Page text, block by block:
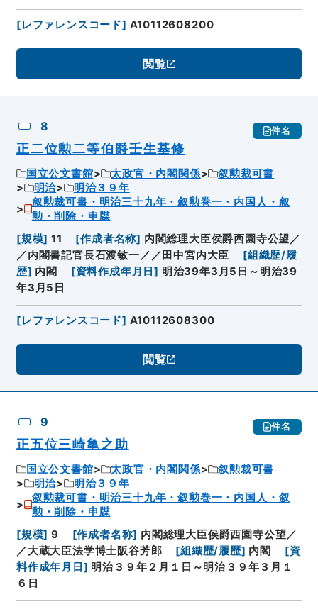
[レファレンスコード] A10112608200
閲覧
8 件名
正二位勲二等伯爵壬生基修
国立公文書館 太政官・内閣関係
叙勲裁可書
明治
明治３９年
叙勲裁可書・明治三十九年・叙勲巻一・内国人・叙
勲・削除・申牒
[規模] 11 [作成者名称] 内閣総理大臣侯爵西園寺公望／
／内閣書記官長石渡敏一／／田中宮内大臣
[組織歴/履
歴] 内閣 [資料作成年月日] 明治39年3月5日～明治39
年3月5日
[レファレンスコード] A10112608300
閲覧
9 件名
正五位三崎亀之助
国立公文書館 太政官・内閣関係
叙勲裁可書
明治
明治３９年
叙勲裁可書・明治三十九年・叙勲巻一・内国人・叙
勲・削除・申牒
[規模] 9 [作成者名称] 内閣総理大臣侯爵西園寺公望／
／大蔵大臣法学博士阪谷芳郎
[組織歴/履歴] 内閣 [資
料作成年月日 ] 明治３９年２月１日～明治３９年３月１
６日